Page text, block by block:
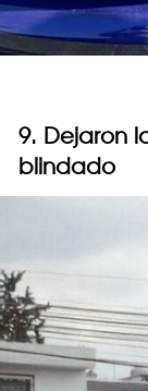
9. Dejaron
blindado